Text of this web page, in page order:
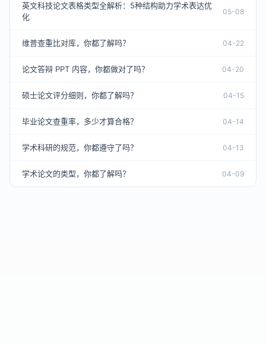
英文科技论文表格类型全解析：5种结构助力学术表达优
化
05-08
维普查重比对库，你都了解吗？ 04-22
论文答辩 PPT 内容，你都做对了吗？ 04-20
硕士论文评分细则，你都了解吗？ 04-15
毕业论文查重率，多少才算合格？ 04-14
学术科研的规范，你都遵守了吗？ 04-13
学术论文的类型，你都了解吗？ 04-09